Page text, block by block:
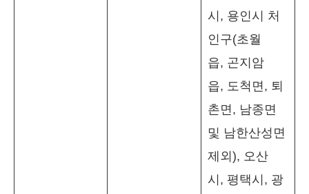
시, 용인시 처
인구(초월
읍, 곤지암
읍, 도척면, 퇴
촌면, 남종면
및 남한산성면
제외), 오산
시, 평택시, 광